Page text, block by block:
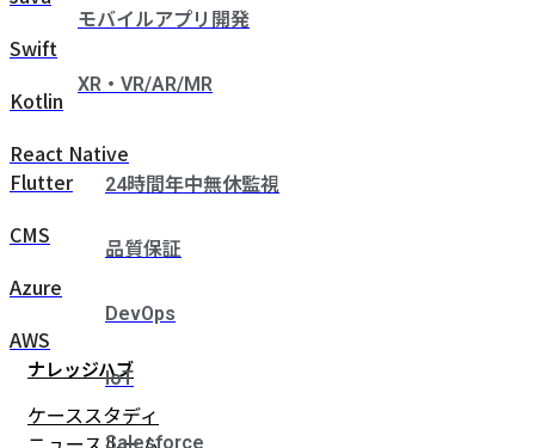
Swift
Kotlin
React Native
Flutter
CMS
Azure
AWS
ナレッジハブ
ケーススタディ
モバイルアプリ開発
XR・VR/AR/MR
24時間年中無休監視
品質保証
DevOps
IoT
Salesforce